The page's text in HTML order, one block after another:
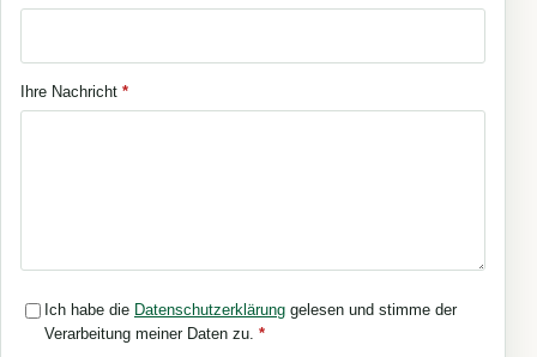
Ihre Nachricht *
Ich habe die Datenschutzerklärung gelesen und stimme der
Verarbeitung meiner Daten zu. *